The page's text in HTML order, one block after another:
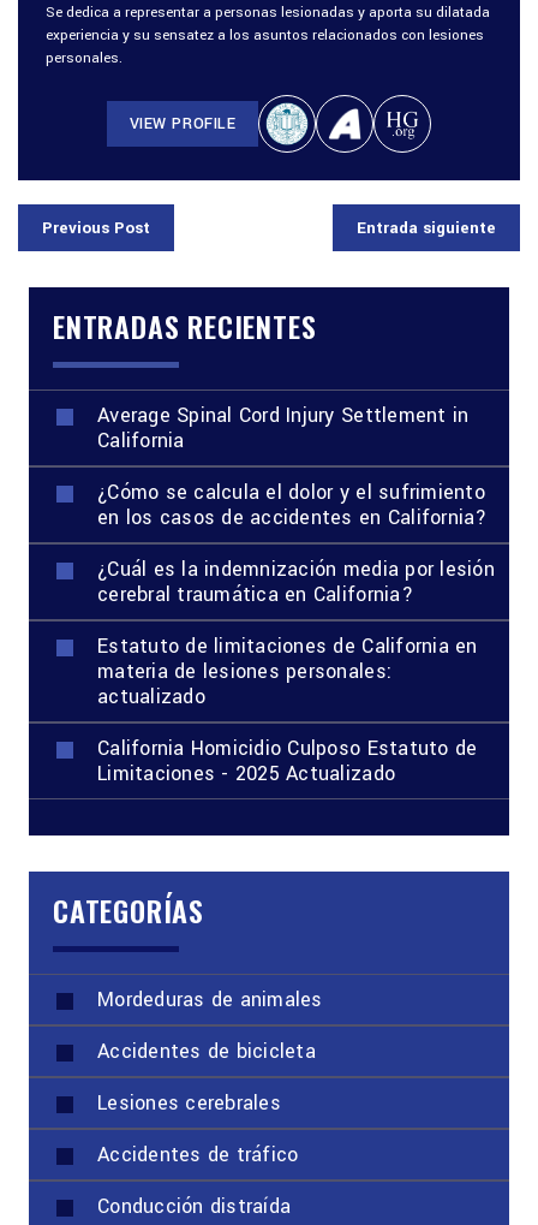
Se dedica a representar a personas lesionadas y aporta su dilatada
experiencia y su sensatez a los asuntos relacionados con lesiones
personales.
VIEW PROFILE
Previous Post Entrada siguiente
ENTRADAS RECIENTES
Average Spinal Cord Injury Settlement in
California
¿Cómo se calcula el dolor y el sufrimiento
en los casos de accidentes en California?
¿Cuál es la indemnización media por lesión
cerebral traumática en California?
Estatuto de limitaciones de California en
materia de lesiones personales:
actualizado
California Homicidio Culposo Estatuto de
Limitaciones - 2025 Actualizado
CATEGORÍAS
Mordeduras de animales
Accidentes de bicicleta
Lesiones cerebrales
Accidentes de tráfico
Conducción distraída